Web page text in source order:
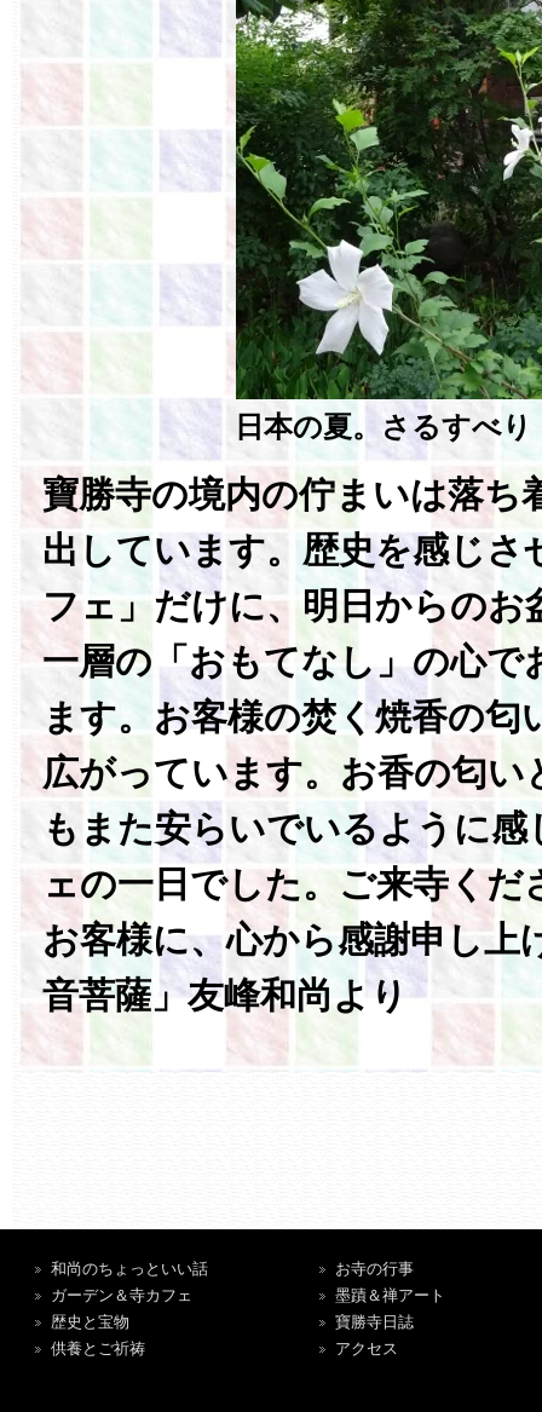
日本の夏。 さるすべり
寶勝寺の境内の佇まいは落ち
出しています。歴史を感じさ
フェ」だけに、明日からのお
一層の「おもてなし」の心で
ます。お客様の焚く焼香の匂
広がっています。お香の匂い
もまた安らいでいるように
ェの一日でした。ご来寺くだ
お客様に、心から感謝申し上
音菩薩」友峰和尚より
和尚のちょっといい話
ガーデン＆寺カフェ
歴史と宝物
供養とご祈祷
お寺の行事
墨蹟＆禅アート
寶勝寺日誌
アクセス